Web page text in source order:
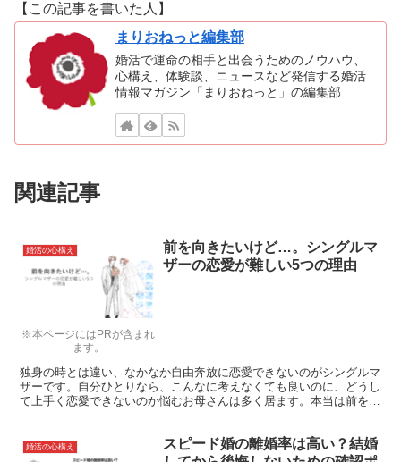
【この記事を書いた人】
まりおねっと編集部
婚活で運命の相手と出会うためのノウハウ、
心構え、体験談、ニュースなど発信する婚活
情報マガジン「まりおねっと」の編集部
関連記事
※本ページにはPRが含まれ
ます。
婚活の心構え
前を向きたいけど…。シングルマ
ザーの恋愛が難しい5つの理由
独身の時とは違い、なかなか自由奔放に恋愛できないのがシングルマ
ザーです。自分ひとりなら、こんなに考えなくても良いのに、どうし
て上手く恋愛できないのか悩むお母さんは多く居ます。本当は前を向
す。
婚活の心構え
スピード婚の離婚率は高い？結婚